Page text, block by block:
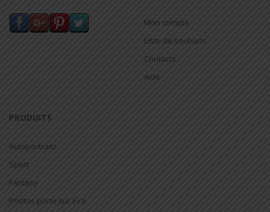
Mon compte
Liste de souhaits
Contacts
Aide
PRODUITS
Autoportraits
Sport
Fantasy
Photos porte sur Eva